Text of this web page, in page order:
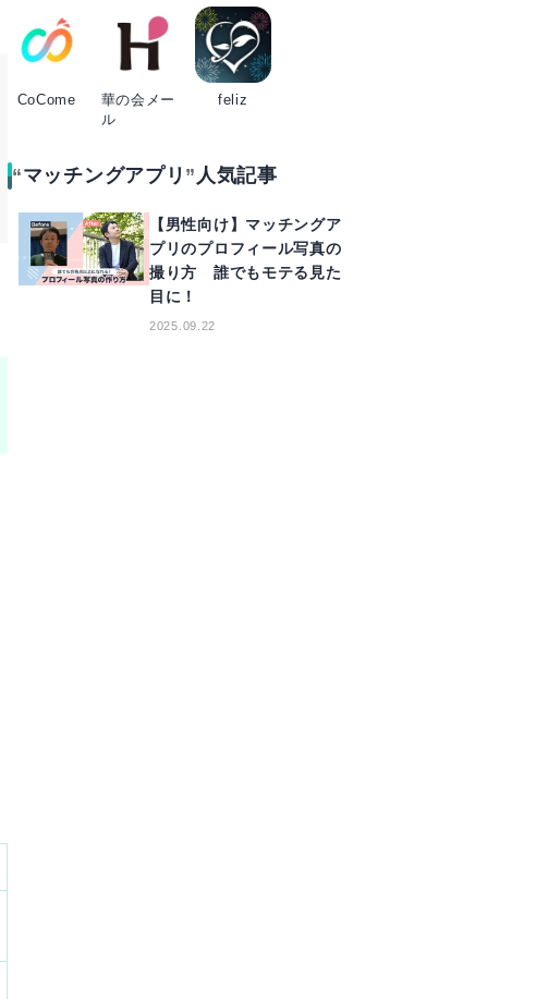
CoCome
華の会メー
ル
feliz
マッチングアプリ 人気記事
【男性向け】マッチングア
プリのプロフィール写真の
撮り方 誰でもモテる見た
目に！
2025.09.22